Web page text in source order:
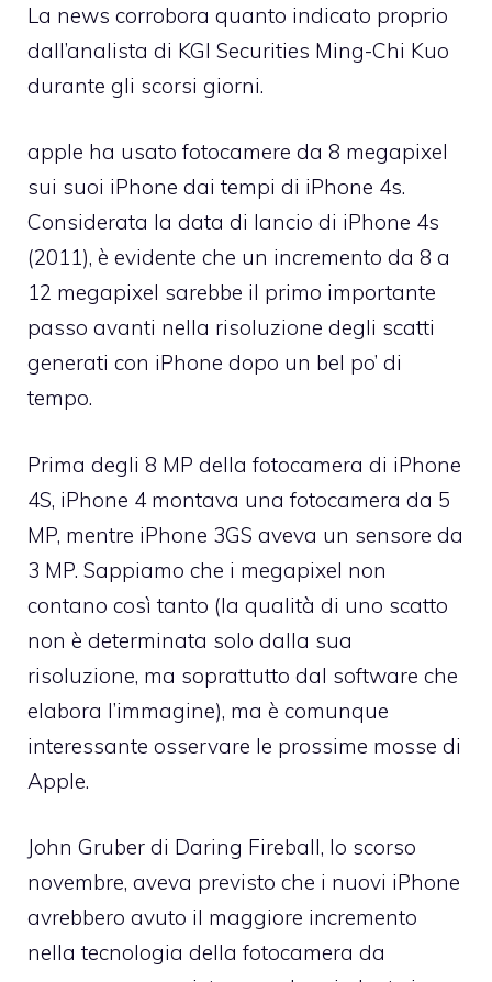
La news corrobora quanto indicato proprio
dall’analista di KGI Securities Ming-Chi Kuo
durante gli scorsi giorni.
apple ha usato fotocamere da 8 megapixel
sui suoi iPhone dai tempi di iPhone 4s.
Considerata la data di lancio di iPhone 4s
(2011), è evidente che un incremento da 8 a
12 megapixel sarebbe il primo importante
passo avanti nella risoluzione degli scatti
generati con iPhone dopo un bel po’ di
tempo.
Prima degli 8 MP della fotocamera di iPhone
4S, iPhone 4 montava una fotocamera da 5
MP, mentre iPhone 3GS aveva un sensore da
3 MP. Sappiamo che i megapixel non
contano così tanto (la qualità di uno scatto
non è determinata solo dalla sua
risoluzione, ma soprattutto dal software che
elabora l’immagine), ma è comunque
interessante osservare le prossime mosse di
Apple.
John Gruber di Daring Fireball, lo scorso
novembre, aveva previsto che i nuovi iPhone
avrebbero avuto il maggiore incremento
nella tecnologia della fotocamera da